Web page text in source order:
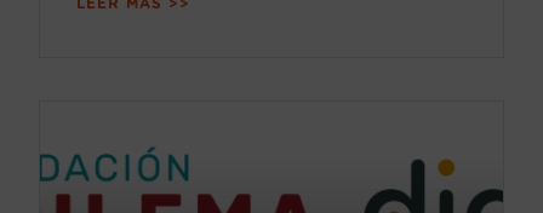
LEER MÁS >>